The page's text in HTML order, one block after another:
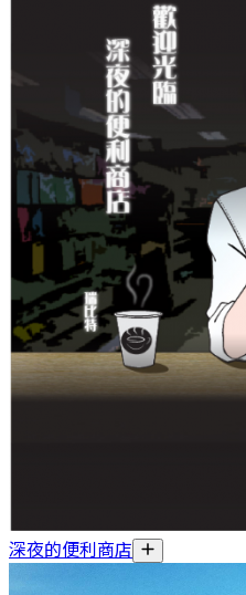
深夜的便利商店